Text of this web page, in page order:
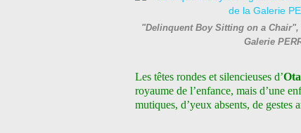
"Delinquent Boy Sitting on a Chair",
Galerie
Les têtes rondes et silencieuses d’
royaume de l’enfance, mais d’une
mutiques, d’yeux absents, de gestes